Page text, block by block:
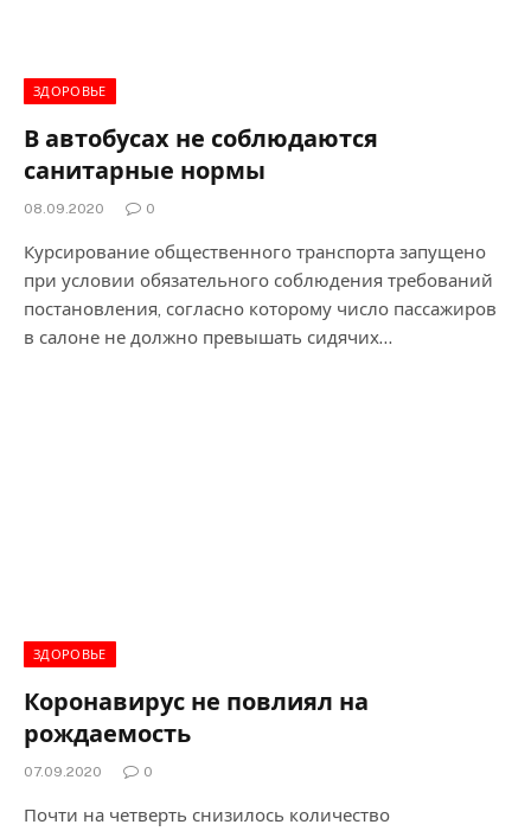
ЗДОРОВЬЕ
В автобусах не соблюдаются
санитарные нормы
08.09.2020 0
Курсирование общественного транспорта запущено
при условии обязательного соблюдения требований
постановления, согласно которому число пассажиров
в салоне не должно превышать сидячих…
ЗДОРОВЬЕ
Коронавирус не повлиял на
рождаемость
07.09.2020 0
Почти на четверть снизилось количество